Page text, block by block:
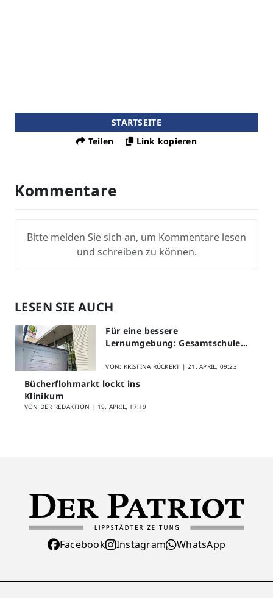
STARTSEITE
Teilen
Link kopieren
Kommentare
Bitte melden Sie sich an, um Kommentare lesen
und schreiben zu können.
LESEN SIE AUCH
Für eine bessere
Lernumgebung: Gesamtschule
Schülerfeedback
VON: KRISTINA RÜCKERT |21. APRIL, 09:23
Bücherflohmarkt lockt ins
Klinikum
VON DER REDAKTION | 19. APRIL, 17:19
Facebook Instagram WhatsApp